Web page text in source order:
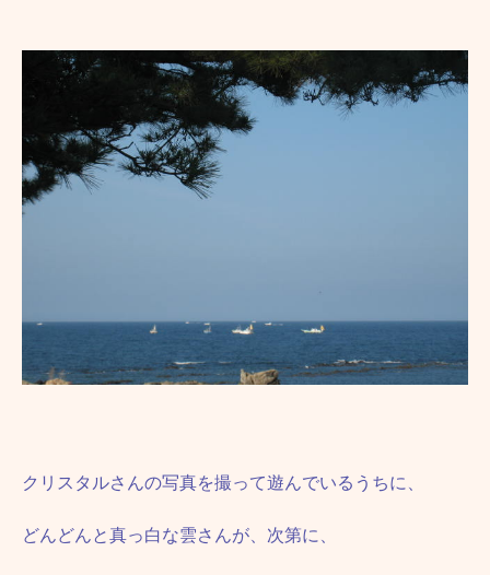
クリスタルさんの写真を撮って遊んでいるうちに、
どんどんと真っ白な雲さんが、次第に、